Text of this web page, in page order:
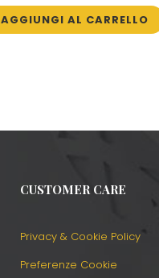
AGGIUNGI AL CARRELLO
CUSTOMER CARE
Privacy & Cookie Policy
Preferenze Cookie